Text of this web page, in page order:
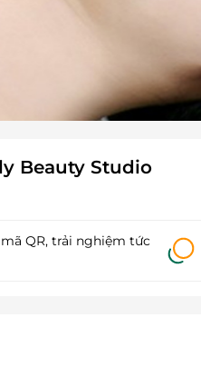
Beauty Studio
QR, trải nghiệm tức